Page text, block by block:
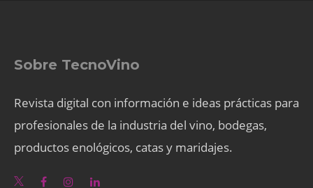
Sobre TecnoVino
Revista digital con información e ideas prácticas para
profesionales de la industria del vino, bodegas,
productos enológicos, catas y maridajes.